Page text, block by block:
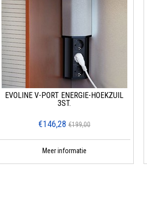
EVOLINE V-PORT ENERGIE-HOEKZUIL
3ST.
€146,28 €199,00
Meer informatie